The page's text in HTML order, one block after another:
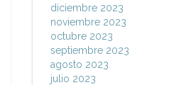
diciembre 2023
noviembre 2023
octubre 2023
septiembre 2023
agosto 2023
julio 2023